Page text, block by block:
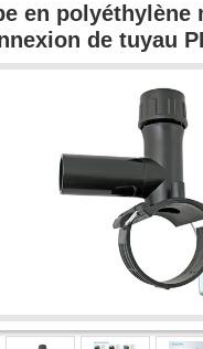
en
de tuyau